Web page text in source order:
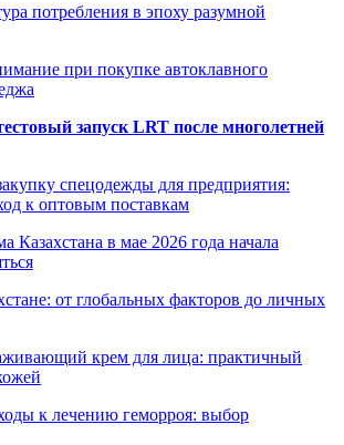
потребления в эпоху разумной
при покупке автоклавного
запуск LRT после многолетней
спецодежды для предприятия:
к оптовым поставкам
Казахстана в мае 2026 года начала
от глобальных факторов до личных
крем для лица: практичный
к лечению геморроя: выбор